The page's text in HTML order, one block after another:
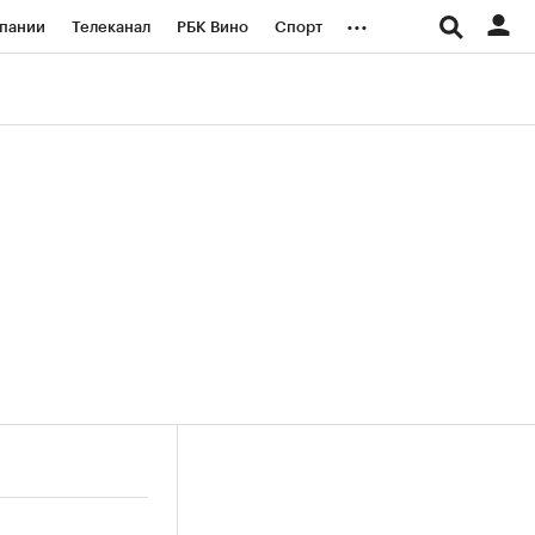
Телеканал РБК Вино Спорт ...